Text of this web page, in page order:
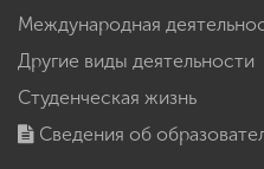
Международная
Другие виды деятельности
Студенческая жизнь
Сведения об